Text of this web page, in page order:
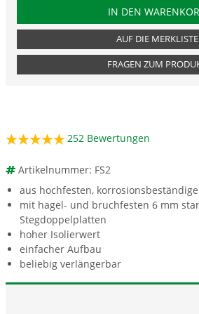
PRODUKTNUMMER
IN DEN
AUF DIE MERKLISTE
FRAGEN ZUM
252 Bewertungen
Artikelnummer: FS2
aus hochfesten,
mit hagel- und bruchfesten 6 mm
Stegdoppelplatten
hoher Isolierwert
einfacher Aufbau
beliebig verlängerbar